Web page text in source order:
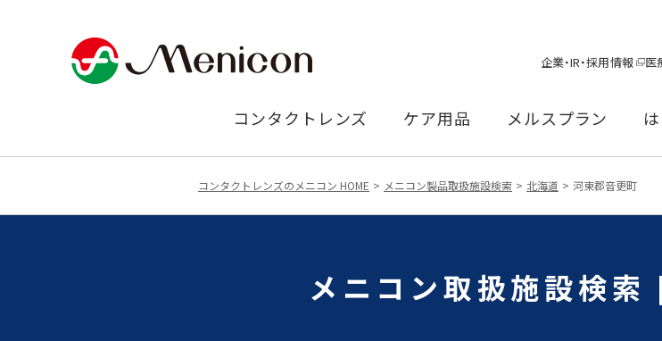
企業・IR・採用情報 医
コンタクトレンズ ケア用品 メルスプラン
コンタクトレンズのメニコン HOME メニコン製品取扱施設検索 北海道 河東郡音更町
メニコン取扱施設検